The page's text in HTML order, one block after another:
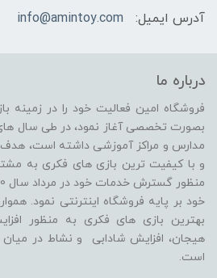
آدرس ایمیل:
info@amintoy.com
درباره ما
بصورت تخصصی آغاز نمود، در طی سال
مدارس و مراکز آموزشی داشته است، هدف
و با کیفیت ترین بازی های فکری به
خود بر پایه فروشگاه اینترنتی نمود.
بهترین بازی های فکری به منظور
هیجان، افزایش شادابی و نشاط در
است.